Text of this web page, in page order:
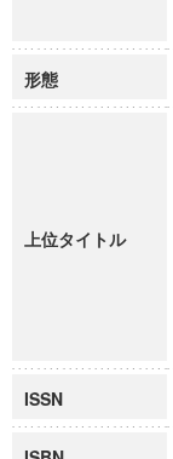
形態
上位タイトル
ISSN